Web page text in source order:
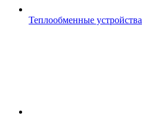
Теплообменные устройства